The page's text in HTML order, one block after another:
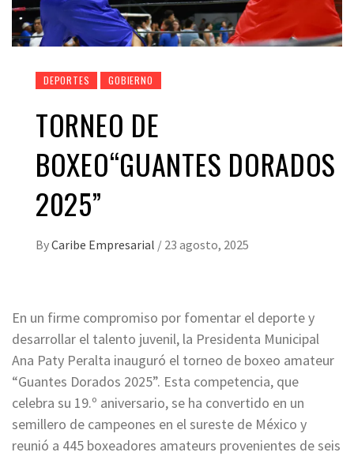
DEPORTES GOBIERNO
TORNEO DE
BOXEO“GUANTES DORADOS
2025”
ByCaribe Empresarial / 23 agosto, 2025
En un firme compromiso por fomentar el deporte y
desarrollar el talento juvenil, la Presidenta Municipal
Ana Paty Peralta inauguró el torneo de boxeo amateur
“Guantes Dorados 2025”. Esta competencia, que
celebra su 19.º aniversario, se ha convertido en un
semillero de campeones en el sureste de México y
reunió a 445 boxeadores amateurs provenientes de seis